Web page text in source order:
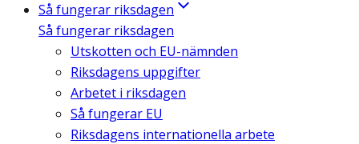
Så fungerar riksdagen
Så fungerar riksdagen
Utskotten och EU-nämnden
Riksdagens uppgifter
Arbetet i riksdagen
Så fungerar EU
Riksdagens internationella arbete